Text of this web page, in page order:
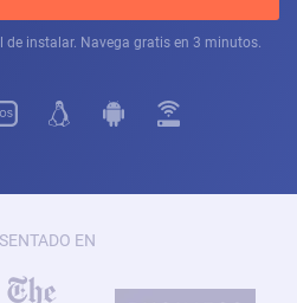
instalar. Navega gratis en 3 minutos.
EN